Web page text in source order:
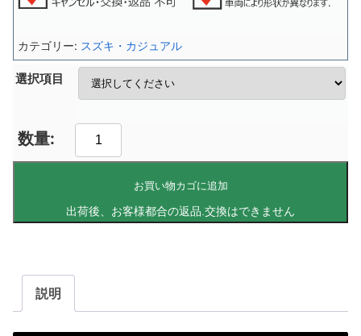
選択項目
お買い物カゴに追加
カテゴリー: スズキ・カジュアル
説明